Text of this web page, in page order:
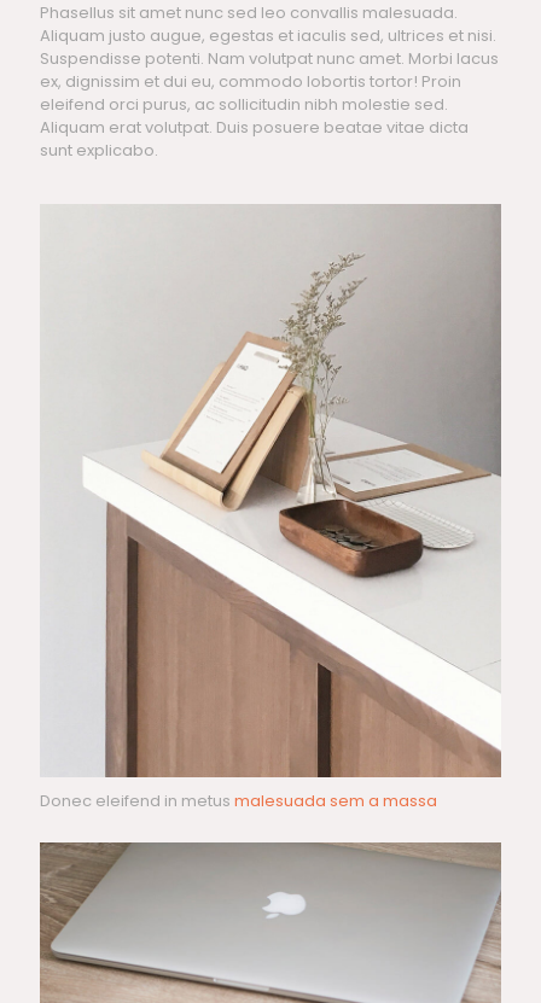
Phasellus sit amet nunc sed leo convallis malesuada.
Aliquam justo augue, egestas et iaculis sed, ultrices et nisi.
Suspendisse potenti. Nam volutpat nunc amet. Morbi lacus
ex, dignissim et dui eu, commodo lobortis tortor! Proin
eleifend orci purus, ac sollicitudin nibh molestie sed.
Aliquam erat volutpat. Duis posuere beatae vitae dicta
sunt explicabo.
Donec eleifend in metus malesuada sem a massa